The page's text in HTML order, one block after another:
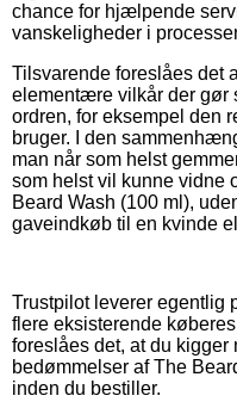
chance for hjælpende
vanskeligheder i
Tilsvarende foreslåes det
elementære vilkår der gør
ordren, for eksempel den
bruger. I den
man når som helst
som helst vil kunne vidne
Beard Wash (100 ml),
gaveindkøb til en kvinde
Trustpilot leverer egentlig
flere eksisterende
foreslåes det, at du
bedømmelser af The
inden du bestiller.